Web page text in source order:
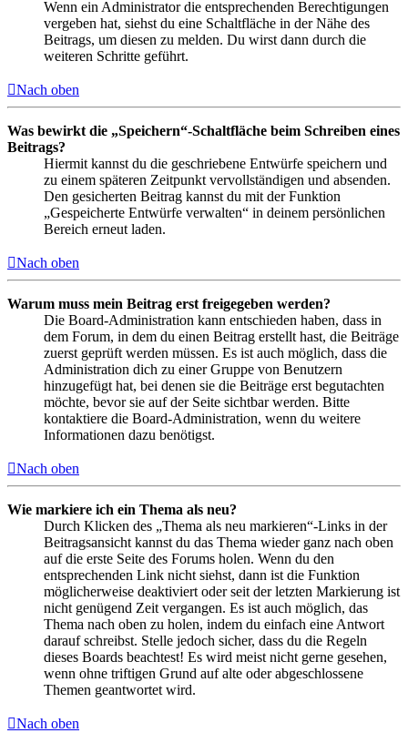
Wenn ein Administrator die entsprechenden Berechtigungen
vergeben hat, siehst du eine Schaltfläche in der Nähe des
Beitrags, um diesen zu melden. Du wirst dann durch die
weiteren Schritte geführt.
Nach oben
Was bewirkt die „Speichern“-Schaltfläche beim Schreiben eines
Beitrags?
Hiermit kannst du die geschriebene Entwürfe speichern und
zu einem späteren Zeitpunkt vervollständigen und absenden.
Den gesicherten Beitrag kannst du mit der Funktion
„Gespeicherte Entwürfe verwalten“ in deinem persönlichen
Bereich erneut laden.
Nach oben
Warum muss mein Beitrag erst freigegeben werden?
Die Board-Administration kann entschieden haben, dass in
dem Forum, in dem du einen Beitrag erstellt hast, die Beiträge
zuerst geprüft werden müssen. Es ist auch möglich, dass die
Administration dich zu einer Gruppe von Benutzern
hinzugefügt hat, bei denen sie die Beiträge erst begutachten
möchte, bevor sie auf der Seite sichtbar werden. Bitte
kontaktiere die Board-Administration, wenn du weitere
Informationen dazu benötigst.
Nach oben
Wie markiere ich ein Thema als neu?
Durch Klicken des „Thema als neu markieren“-Links in der
Beitragsansicht kannst du das Thema wieder ganz nach oben
auf die erste Seite des Forums holen. Wenn du den
entsprechenden Link nicht siehst, dann ist die Funktion
möglicherweise deaktiviert oder seit der letzten Markierung ist
nicht genügend Zeit vergangen. Es ist auch möglich, das
Thema nach oben zu holen, indem du einfach eine Antwort
darauf schreibst. Stelle jedoch sicher, dass du die Regeln
dieses Boards beachtest! Es wird meist nicht gerne gesehen,
wenn ohne triftigen Grund auf alte oder abgeschlossene
Themen geantwortet wird.
Nach oben